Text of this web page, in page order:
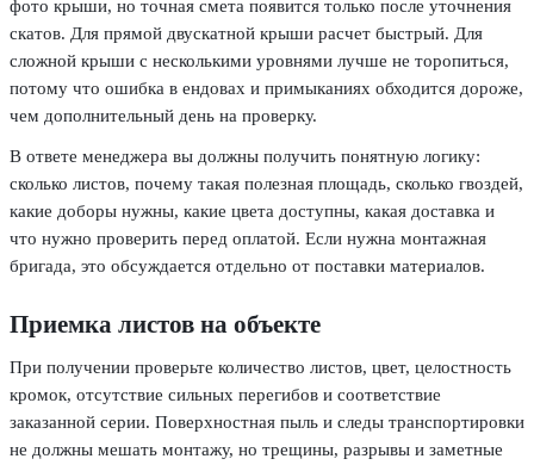
фото крыши, но точная смета появится только после уточнения
скатов. Для прямой двускатной крыши расчет быстрый. Для
сложной крыши с несколькими уровнями лучше не торопиться,
потому что ошибка в ендовах и примыканиях обходится дороже,
чем дополнительный день на проверку.
В ответе менеджера вы должны получить понятную логику:
сколько листов, почему такая полезная площадь, сколько гвоздей,
какие доборы нужны, какие цвета доступны, какая доставка и
что нужно проверить перед оплатой. Если нужна монтажная
бригада, это обсуждается отдельно от поставки материалов.
Приемка листов на объекте
При получении проверьте количество листов, цвет, целостность
кромок, отсутствие сильных перегибов и соответствие
заказанной серии. Поверхностная пыль и следы транспортировки
не должны мешать монтажу, но трещины, разрывы и заметные